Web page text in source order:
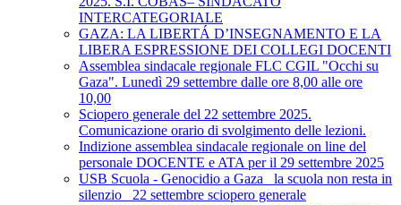
INTERCATEGORIALE
GAZA: LA LIBERTÁ D’INSEGNAMENTO E LA
LIBERA ESPRESSIONE DEI COLLEGI DOCENTI
Assemblea sindacale regionale FLC CGIL "Occhi su
Gaza". Lunedì 29 settembre dalle ore 8,00 alle ore
10,00
Sciopero generale del 22 settembre 2025.
Comunicazione orario di svolgimento delle lezioni.
Indizione assemblea sindacale regionale on line del
personale DOCENTE e ATA per il 29 settembre 2025
USB Scuola - Genocidio a Gaza_ la scuola non resta in
silenzio_ 22 settembre sciopero generale